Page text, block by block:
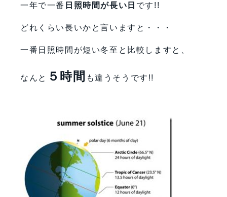
一年で一番 日照時間が長い日 です!!
どれくらい長いかと言いますと・・・
一番日照時間が短い冬至と比較しますと、
なんと ５時間 も違うそうです!!